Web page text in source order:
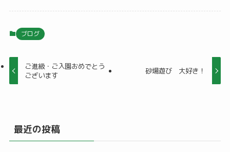
ブログ
ご進級・ご入園おめでとう
ございます
砂場遊び 大好き！
最近の投稿